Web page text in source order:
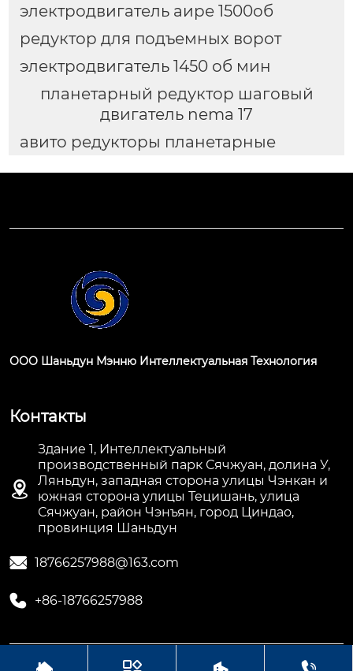
электродвигатель аире 1500об
редуктор для подъемных ворот
электродвигатель 1450 об мин
планетарный редуктор шаговый
двигатель nema 17
авито редукторы планетарные
ООО Шаньдун Мэнню Интеллектуальная Технология
Контакты

Здание 1, Интеллектуальный
производственный парк Сячжуан, долина У,
Ляньдун, западная сторона улицы Чэнкан и
южная сторона улицы Тецишань, улица
Сячжуан, район Чэнъян, город Циндао,
провинция Шаньдун
 18766257988@163.com
 +86-18766257988
Авторское право©ООО Шаньдун Мэнню